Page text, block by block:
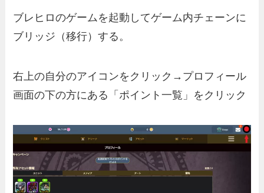
ブレヒロのゲームを起動してゲーム内チェーンに
ブリッジ（移行）する。
右上の自分のアイコンをクリック→プロフィール
画面の下の方にある「ポイント一覧」をクリック